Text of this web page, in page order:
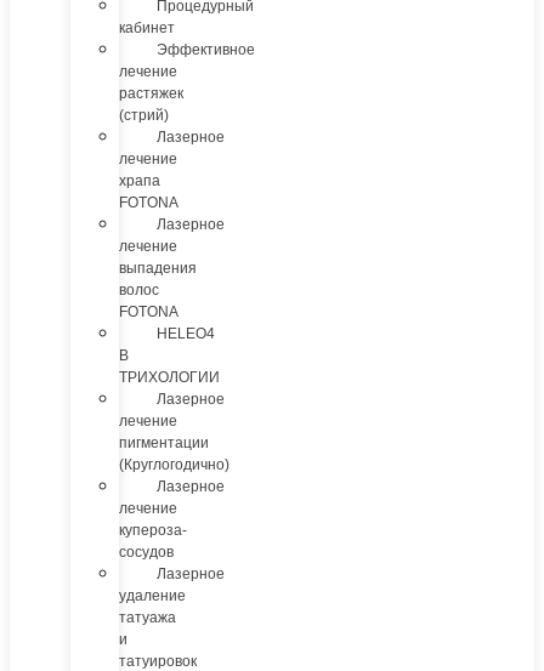
Процедурный
кабинет
Эффективное
лечение
растяжек
(стрий)
Лазерное
лечение
храпа
FOTONA
Лазерное
лечение
выпадения
волос
FOTONA
HELEO4
В
ТРИХОЛОГИИ
Лазерное
лечение
пигментации
(Круглогодично)
Лазерное
лечение
купероза-
сосудов
Лазерное
удаление
татуажа
и
татуировок